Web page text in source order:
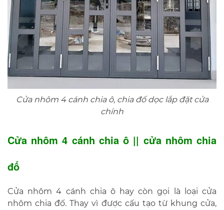
Cửa nhôm 4 cánh chia ô, chia đố dọc lắp đặt cửa
chính
Cửa nhôm 4 cánh chia ô || cửa nhôm chia
đố
Cửa nhôm 4 cánh chia ô hay còn gọi là loại cửa
nhôm chia đố. Thay vì được cấu tạo từ khung cửa,